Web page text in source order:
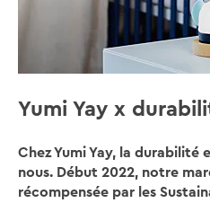
Yumi Yay x
Chez Yumi Yay, la
nous. Début 2022, notre
récompensée par les